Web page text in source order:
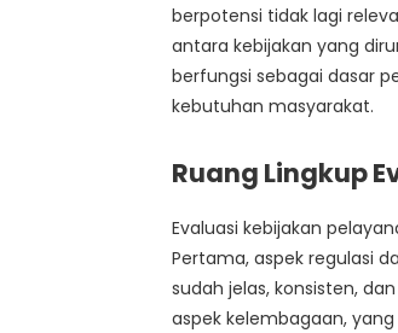
berpotensi tidak lagi
antara kebijakan yang
berfungsi sebagai dasar
kebutuhan masyarakat.
Ruang Lingkup
Evaluasi kebijakan
Pertama, aspek regulasi
sudah jelas, konsisten,
aspek kelembagaan,